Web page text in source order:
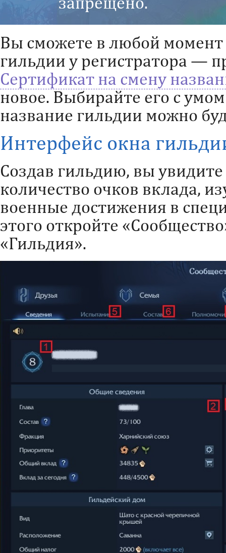
Вы сможете в любой момент
гильдии у регистратора —
Сертификат на смену
новое. Выбирайте его с
название гильдии можно
Интерфейс окна
Создав гильдию, вы
количество очков вклада,
военные достижения в
этого откройте
«Гильдия».